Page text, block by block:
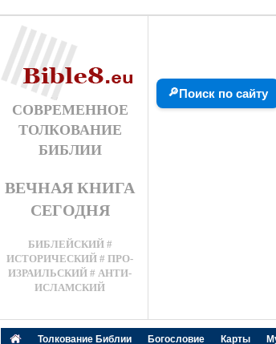
СОВРЕМЕННОЕ
ТОЛКОВАНИЕ
БИБЛИИ
ВЕЧНАЯ КНИГА
СЕГОДНЯ
БИБЛЕЙСКИЙ #
ИСТОРИЧЕСКИЙ # ПРО-
ИЗРАИЛЬСКИЙ # АНТИ-
ИСЛАМСКИЙ
🔎Поиск по сайту
Толкование Библии Богословие Карты